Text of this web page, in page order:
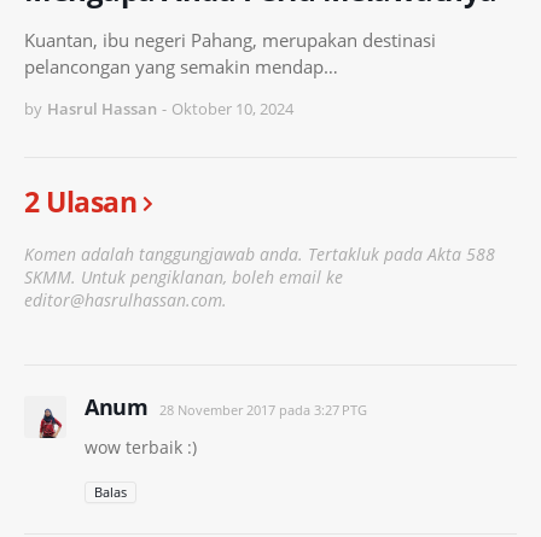
Kuantan, ibu negeri Pahang, merupakan destinasi
pelancongan yang semakin mendap…
by Hasrul Hassan - Oktober 10, 2024
2 Ulasan
Komen adalah tanggungjawab anda. Tertakluk pada Akta 588
SKMM. Untuk pengiklanan, boleh email ke
editor@hasrulhassan.com.
Anum 28 November 2017 pada 3:27 PTG
wow terbaik :)
Balas